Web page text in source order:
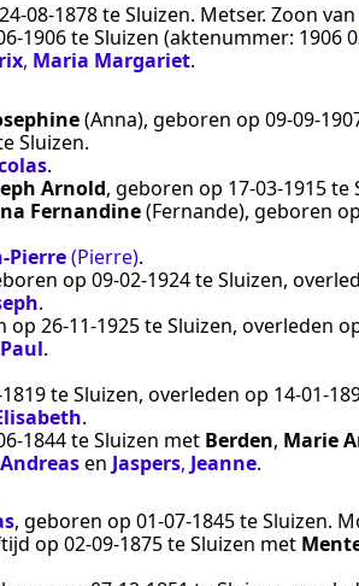
24‑08‑1878teSluizen. Metser. Zoon van
teSluizen (aktenummer: 1906
, Maria Margariet.
(Anna), geboren op
Sluizen.
.
Arnold, geboren op 17‑03‑1915te
Fernandine(Fernande), geboren op
(Pierre).
op 09‑02‑1924teSluizen,
.
op 26‑11‑1925teSluizen, overleden
Paul.
teSluizen, overleden op
.
teSluizen met Berden, Marie
Andreasen Jaspers, Jeanne.
, geboren op 01‑07‑1845teSluizen.
op 02‑09‑1875teSluizen met